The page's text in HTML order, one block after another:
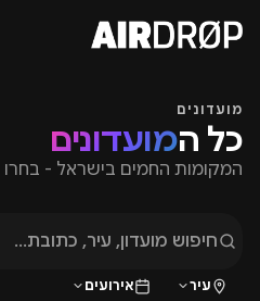
מועדונים
כל המועדונים
המקומות החמים בישראל - בחרו
עיר אירועים
🎪 פסטיבלים 🎶מועדונים
טיפ: אפשר להקליד שם אומן, עיר, תאריך